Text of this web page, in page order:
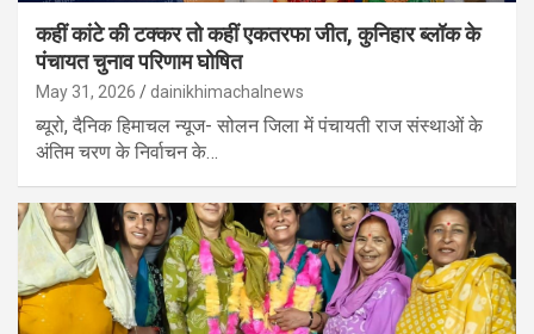
कहीं कांटे की टक्कर तो कहीं एकतरफा जीत, कुनिहार ब्लॉक के
पंचायत चुनाव परिणाम घोषित
May 31, 2026 dainikhimachalnews
ब्यूरो, दैनिक हिमाचल न्यूज- सोलन जिला में पंचायती राज संस्थाओं के
अंतिम चरण के निर्वाचन के…